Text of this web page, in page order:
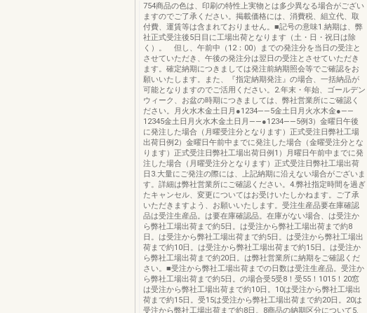
754商品の色は、印刷の特性上実物とは多少異なる場合がござい
ますのでご了承ください。掲載価格には、消費税、組立代、取
付費、運賃等は含まれておりません。■記号の意味1.納期は、弊
社正式受注後5日目に工場出荷となります（土・日・祝日は除
く）。 但し、午前中（12：00）までの発注分を当日の受注と
させていただき、午後の発注分は翌日の受注とさせていただき
ます。確定納期につきましては発注前納期照会等でご確認をお
願いいたします。また、『指定納期発注』の場合、一括納品が
可能となりますのでご活用ください。2.年末・年始、ゴールデン
ウィーク、お盆の時期につきましては、弊社営業所にご確認く
ださい。月火水木金土日月●1234——5金土日月火水木金●——
12345金土日月火水木金土日月——●1234——5例3）金曜日午後
に発注した場合（月曜受注分となります）正式受注日弊社工場
出荷日例2）金曜日午前中までに発注した場合（金曜受注分とな
ります）正式受注日弊社工場出荷日例1）月曜日午前中までに発
注した場合（月曜受注分となります）正式受注日弊社工場出荷
日3.大量にご発注の際には、上記納期に沿えない場合がございま
す。詳細は弊社営業所にご確認ください。4.弊社指定時間を過ぎ
たキャンセル、変更についてはお受けいたしかねます。ご了承
いただきますよう、お願いいたします。受注生産品要在庫確認
品は受注生産品。は要在庫確認品。在庫がない場合、は受注か
ら弊社工場出荷まで約5日。は受注から弊社工場出荷まで約8
日。は受注から弊社工場出荷まで約5日。は受注から弊社工場出
荷まで約10日。は受注から弊社工場出荷まで約15日。は受注か
ら弊社工場出荷まで約20日。は弊社営業所に納期をご確認くだ
さい。■受注から弊社工場出荷までの日数は受注生産品。受注か
ら弊社工場出荷まで約5日。の場合受5受8！受55！1015！20窓
は受注から弊社工場出荷まで約10日。10は受注から弊社工場出
荷まで約15日。受15は受注から弊社工場出荷まで約20日。20は
受注から弊社工場出荷まで約8日。8商品の納期区分について5.